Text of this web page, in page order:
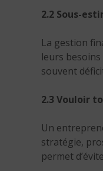
2.2 Sous-
La gestion
leurs
souvent
2.3 Vouloir
Un
stratégie,
permet